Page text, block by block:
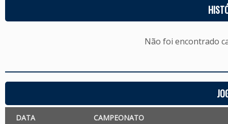
Não foi encontrado
DATA CAMPEONATO